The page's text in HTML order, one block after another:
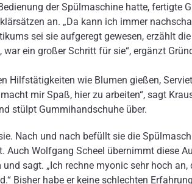
der Spülmaschine hatte, fertigte
an. „Da kann ich immer
sei sie aufgeregt gewesen, erzählt
ein großer Schritt für sie“, ergänzt
Hilfstätigkeiten wie Blumen gießen,
mir Spaß, hier zu arbeiten“, sagt
stülpt Gummihandschuhe über.
Nach und nach befüllt sie die
Auch Wolfgang Scheel übernimmt diese
sagt. „Ich rechne myonic sehr hoch
Bisher habe er keine schlechten